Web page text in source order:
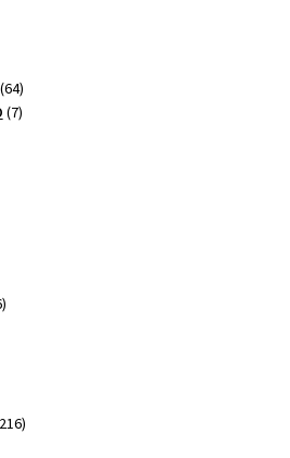
6464
productos
77
6
216